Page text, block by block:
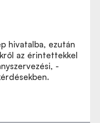
hivatalba, ezután
az érintettekkel
-